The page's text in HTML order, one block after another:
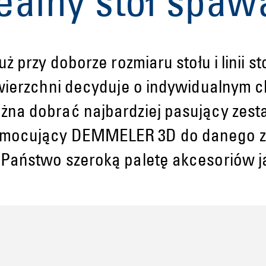
przy doborze rozmiaru stołu i linii
decyduje o indywidualnym
dobrać najbardziej pasujący
DEMMELER 3D do danego
szeroką paletę akcesoriów